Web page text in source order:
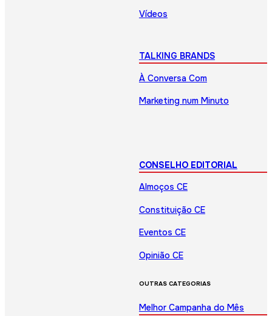
Vídeos
TALKING BRANDS
À Conversa Com
Marketing num Minuto
CONSELHO EDITORIAL
Almoços CE
Constituição CE
Eventos CE
Opinião CE
OUTRAS CATEGORIAS
Melhor Campanha do Mês